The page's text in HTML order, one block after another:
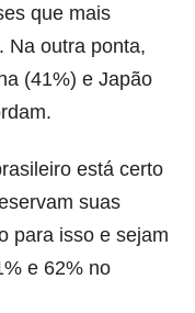
que mais
Na outra ponta,
(41%) e Japão
está certo
suas
para isso e sejam
e 62% no